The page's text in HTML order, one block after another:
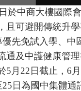
日於中商大樓國際
可避開傳統升
先免試入學、中
通及中護健康管
5 月 22 日截止， 6 月
25 日為國中集體通